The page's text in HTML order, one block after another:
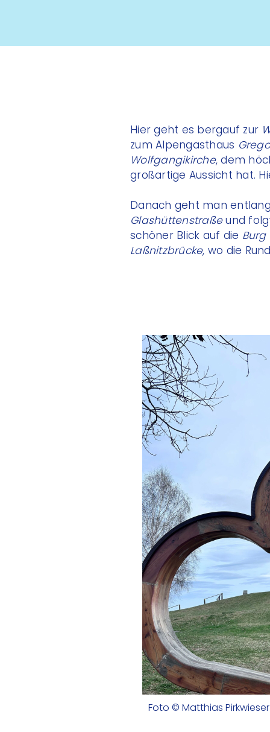
Hier geht es bergauf zur
zum Alpengasthaus
Wolfgangikirche, dem
großartige Aussicht hat.
Danach geht man
Glashüttenstraßeund
schöner Blick auf die
Laßnitzbrücke, wo die
Foto © Matthias Pirkwieser